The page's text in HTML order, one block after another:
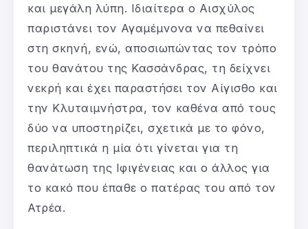
και μεγάλη λύπη. Ιδιαίτερα ο Αισχύλος
παριστάνει τον Αγαμέμνονα να πεθαίνει
στη σκηνή, ενώ, αποσιωπώντας τον τρόπο
του θανάτου της Κασσάνδρας, τη δείχνει
νεκρή και έχει παραστήσει τον Αίγισθο και
την Κλυταιμνήστρα, τον καθένα από τους
δύο να υποστηρίζει, σχετικά με το φόνο,
περιληπτικά η μία ότι γίνεται για τη
θανάτωση της Ιφιγένειας και ο άλλος για
το κακό που έπαθε ο πατέρας του από τον
Ατρέα.